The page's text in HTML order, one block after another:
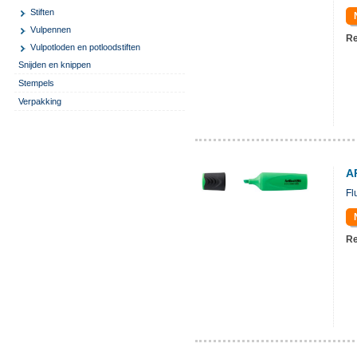
Stiften
Vulpennen
Vulpotloden en potloodstiften
Snijden en knippen
Stempels
Verpakking